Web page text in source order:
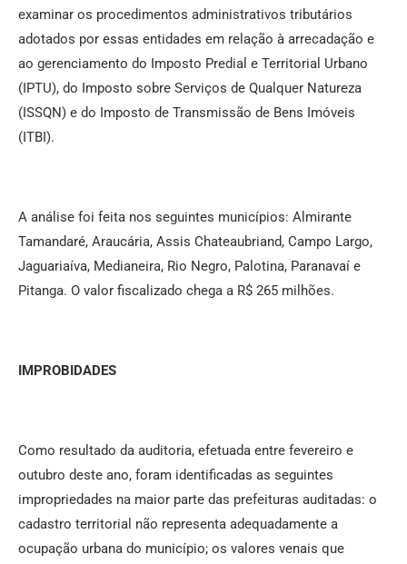
examinar os procedimentos administrativos tributários
adotados por essas entidades em relação à arrecadação e
ao gerenciamento do Imposto Predial e Territorial Urbano
(IPTU), do Imposto sobre Serviços de Qualquer Natureza
(ISSQN) e do Imposto de Transmissão de Bens Imóveis
(ITBI).
A análise foi feita nos seguintes municípios: Almirante
Tamandaré, Araucária, Assis Chateaubriand, Campo Largo,
Jaguariaíva, Medianeira, Rio Negro, Palotina, Paranavaí e
Pitanga. O valor fiscalizado chega a R$ 265 milhões.
IMPROBIDADES
Como resultado da auditoria, efetuada entre fevereiro e
outubro deste ano, foram identificadas as seguintes
impropriedades na maior parte das prefeituras auditadas: o
cadastro territorial não representa adequadamente a
ocupação urbana do município; os valores venais que